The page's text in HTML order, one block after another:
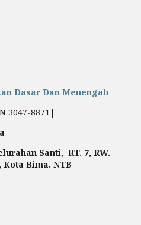
Dasar Dan Menengah
3047-8871|
Santi, RT. 7, RW.
Bima. NTB